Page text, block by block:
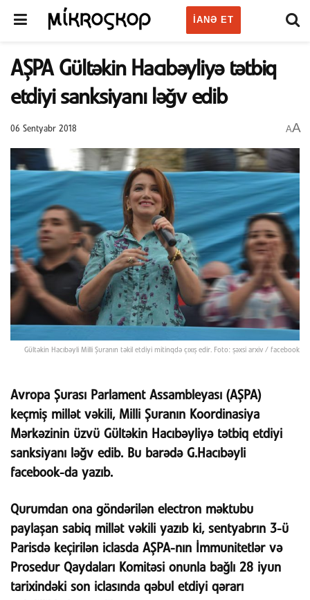
IANƏ ET
AŞPA Gültəkin Hacıbəyliyə tətbiq
etdiyi sanksiyanı ləğv edib
06 Sentyabr 2018 AA
Gültəkin Hacıbəyli Milli Şuranın təkil etdiyi mitinqdə çıxış edir. Foto: şəxsi arxiv / facebook
Avropa Şurası Parlament Assambleyası (AŞPA)
keçmiş millət vəkili, Milli Şuranın Koordinasiya
Mərkəzinin üzvü Gültəkin Hacıbəyliyə tətbiq etdiyi
sanksiyanı ləğv edib. Bu barədə G.Hacıbəyli
facebook-da yazıb.
Qurumdan ona göndərilən electron məktubu
paylaşan sabiq millət vəkili yazıb ki, sentyabrın 3-ü
Parisdə keçirilən iclasda AŞPA-nın İmmunitetlər və
Prosedur Qaydaları Komitəsi onunla bağlı 28 iyun
tarixindəki son iclasında qəbul etdiyi qərarı